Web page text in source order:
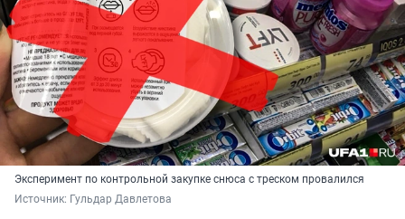
Эксперимент по контрольной закупке снюса с треском провалился
Источник: Гульдар Давлетова